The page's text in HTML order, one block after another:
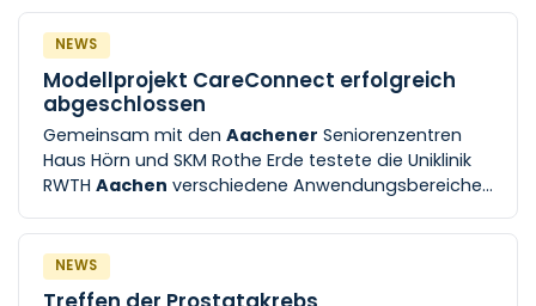
Zentrumfür Epileptologie [...] gie und nicht zuletzt
dasZentrum
ZSEA ) stehen genau für die hier
zusammenlaufenden interdisziplinären
Schnittstellen von Forschung und
Krankenversorgung, die eine Uniklinik [...]
Krampfanfällen sein. Das Team des Instituts für
Humangenetik und Genommedizin an der Uniklinik
RWTHAachenhat in Zusammenarbeit mit Kliniken
und Instituten der Uniklinik sowie nationalen und
internationalen
NEWS
Modellprojekt CareConnect erfolgreich
abgeschlossen
Gemeinsam mit den Aachener Seniorenzentren
Haus Hörn und SKM Rothe Erde testete die Uniklinik
RWTH Aachen verschiedene Anwendungsbereiche
Aachensowie die StädteRegion [...] um
Projektkoordinator Prof. Dr. med. Jörg Brokmann,
Leiter des
NEWS